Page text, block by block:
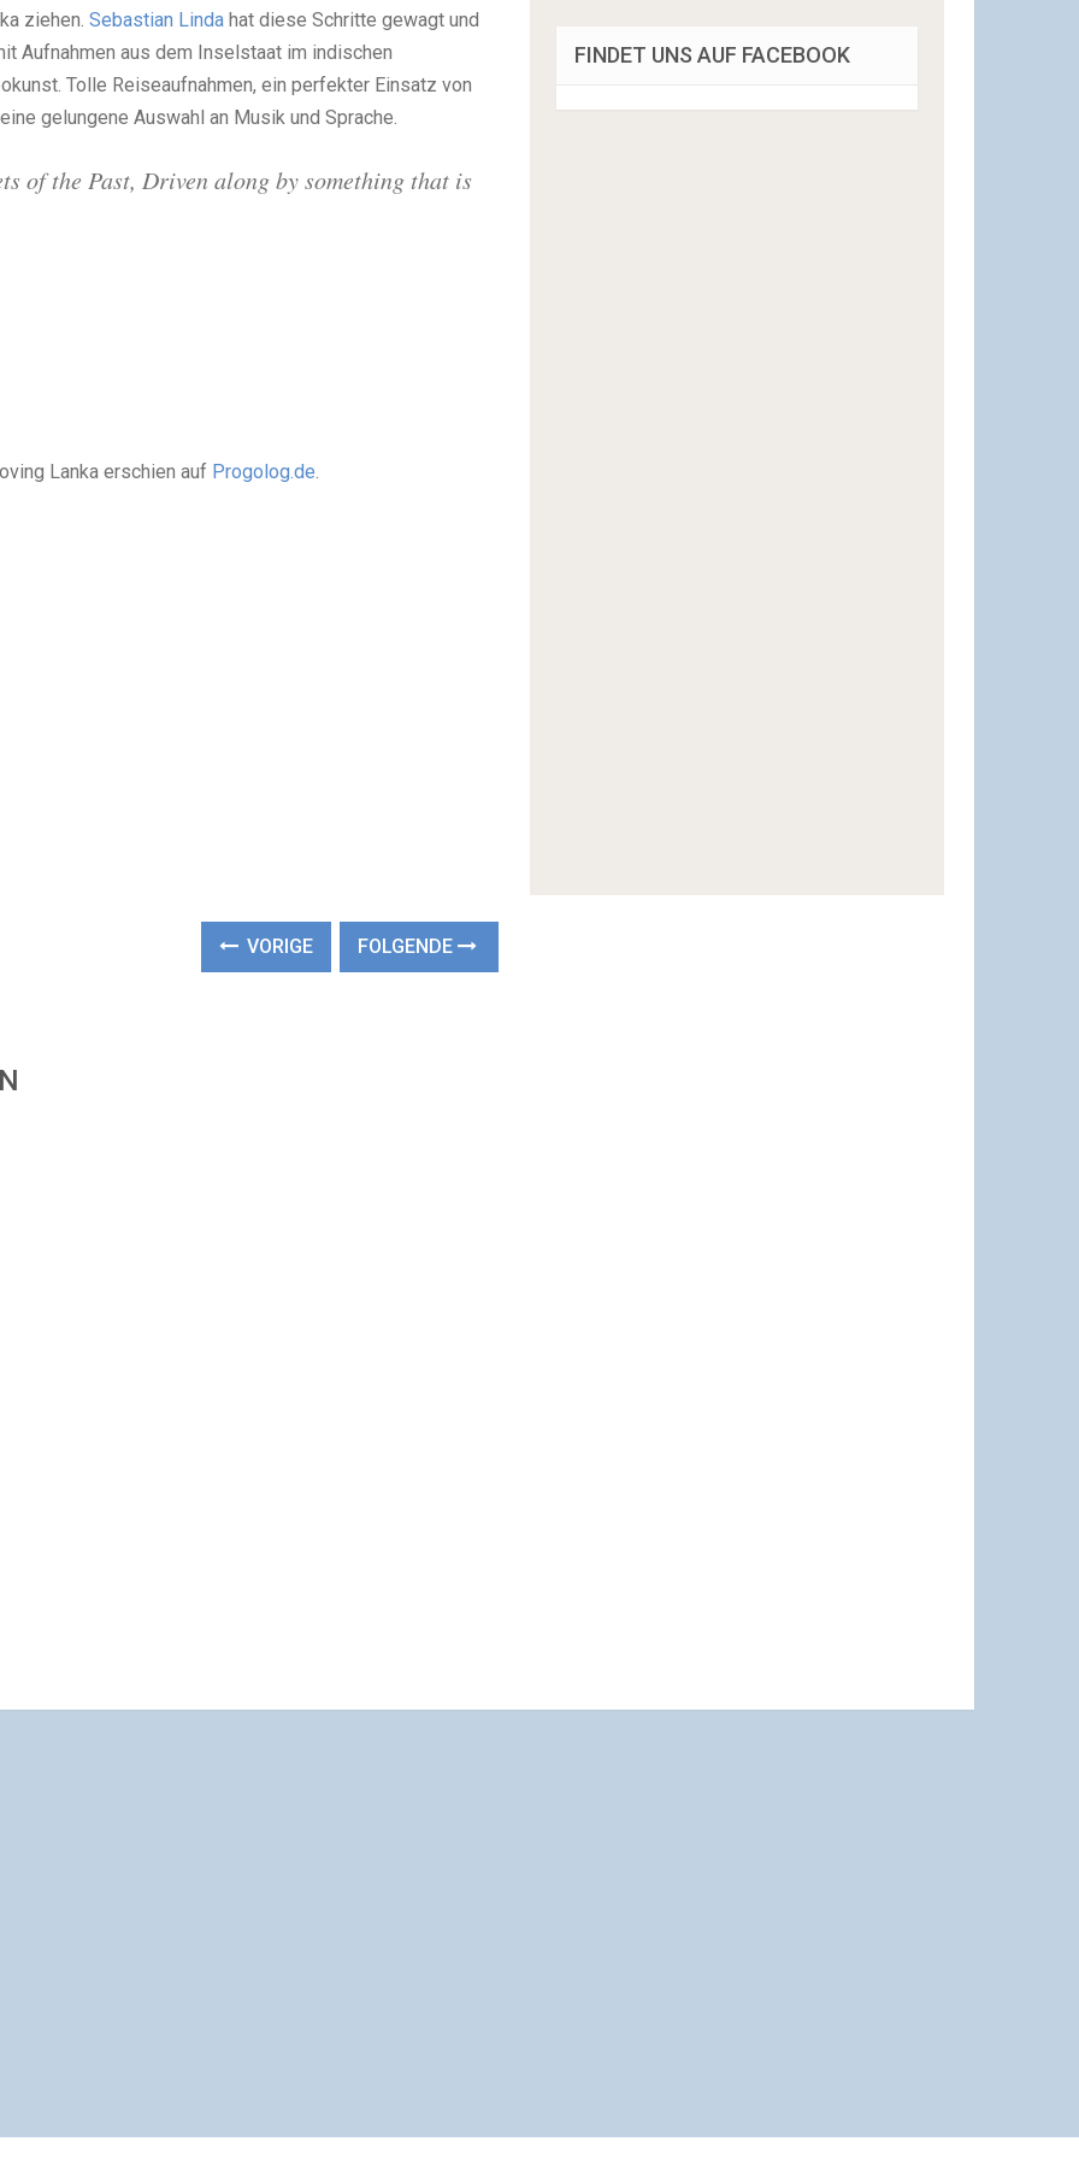
ziehen. Sebastian Linda hat diese Schritte gewagt und
Aufnahmen aus dem Inselstaat im indischen
Tolle Reiseaufnahmen, ein perfekter Einsatz von
gelungene Auswahl an Musik und Sprache.
of the Past, Driven along by something that is
Lanka erschien auf Progolog.de.
VORIGE FOLGENDE
FINDET UNS AUF FACEBOOK